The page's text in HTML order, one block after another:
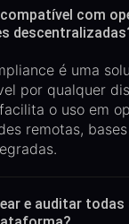
com
é uma
por qualquer
o uso em
remotas,
.
e auditar todas